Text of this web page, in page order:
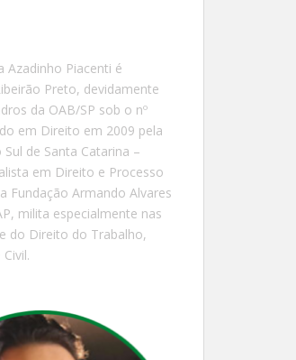
Azadinho Piacenti é
Preto, devidamente
da OAB/SP sob o nº
em Direito em 2009 pela
de Santa Catarina –
em Direito e Processo
Fundação Armando Alvares
milita especialmente nas
do Direito do Trabalho,